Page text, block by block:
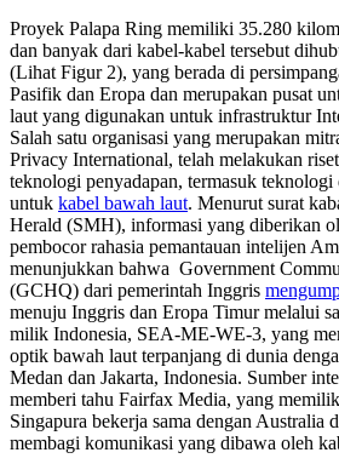
Proyek Palapa Ring memiliki 35.280
dan banyak dari kabel-kabel tersebut
(Lihat Figur 2), yang berada di
Pasifik dan Eropa dan merupakan pusat
laut yang digunakan untuk infrastruktur
Salah satu organisasi yang merupakan
Privacy International, telah melakukan
teknologi penyadapan, termasuk teknologi
untuk kabel bawah laut. Menurut surat
Herald (SMH), informasi yang diberikan
pembocor rahasia pemantauan intelijen
menunjukkan bahwa Government
(GCHQ) dari pemerintah Inggris
menuju Inggris dan Eropa Timur melalui
milik Indonesia, SEA-ME-WE-3, yang
optik bawah laut terpanjang di dunia
Medan dan Jakarta, Indonesia. Sumber
memberi tahu Fairfax Media, yang
Singapura bekerja sama dengan Australia
membagi komunikasi yang dibawa oleh